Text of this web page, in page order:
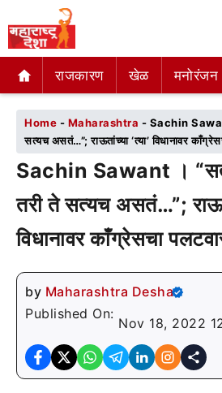
राजकारण खेळ मनोरंजन
राजकारण खेळ मनोरंजन
Home - Maharashtra - Sachin
सत्यच असतं…”; राऊतांच्या ‘त्या’ विधानावर
Sachin Sawant ।
तरी ते सत्यच असतं…”;
विधानावर काँग्रेसचा
by Maharashtra Desha
Published On:
Nov 18, 2022